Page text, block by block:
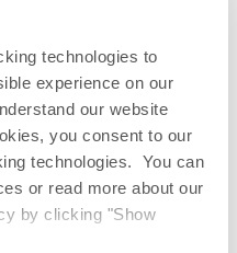
technologies to
experience on our
our website
you consent to our
technologies. You can
or read more about our
by clicking "Show